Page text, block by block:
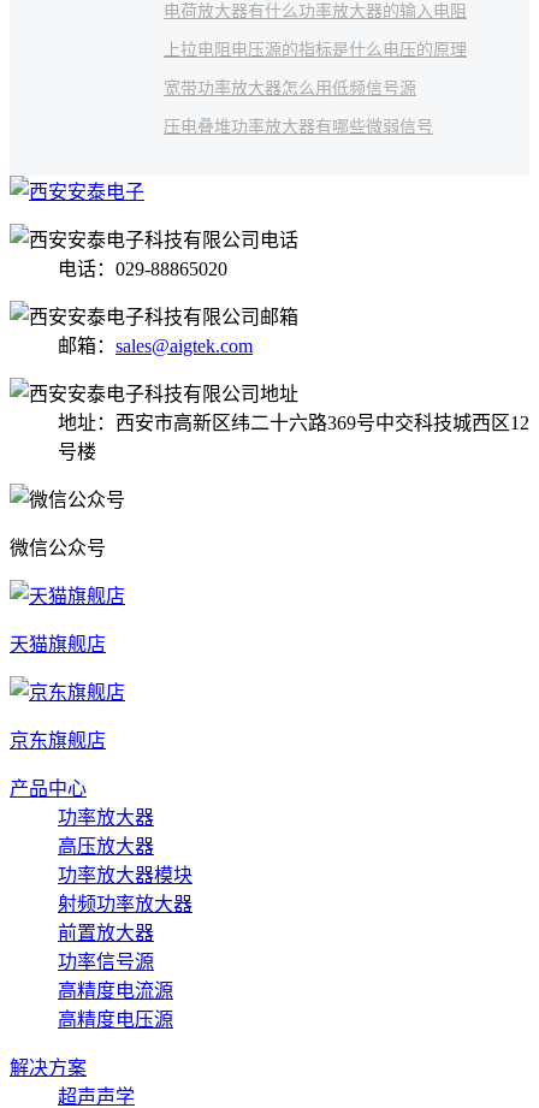
电荷放大器有什么 功率放大器的输入电阻
上拉电阻 电压源的指标是什么 电压的原理
宽带功率放大器怎么用低频信号源
压电叠堆功率放大器有哪些微弱信号
电话：029-88865020
邮箱： sales@aigtek.com
地址：西安市高新区纬二十六路369号中交科技城西区12
号楼
微信公众号
天猫旗舰店
京东旗舰店
产品中心
功率放大器
高压放大器
功率放大器模块
射频功率放大器
前置放大器
功率信号源
高精度电流源
高精度电压源
解决方案
超声声学